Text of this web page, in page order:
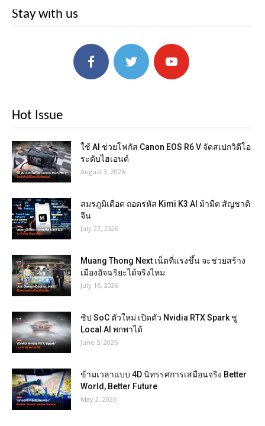
Stay with us
Hot Issue
ใช้ AI ช่วยโฟกัส Canon EOS R6 V จัดสเปกวิดีโอ
ระดับไฮเอนด์
August 3, 2026
สมรภูมิเดือด ถอดรหัส Kimi K3 AI ม้ามืด สัญชาติ
จีน
July 27, 2026
Muang Thong Next เน็ตที่แรงขึ้น จะช่วยสร้าง
เมืองอัจฉริยะได้จริงไหม
July 16, 2026
ชิป SoC ตัวใหม่ เปิดตัว Nvidia RTX Spark ชู
Local AI พกพาได้
June 5, 2026
ข้ามเวลาแบบ 4D นิทรรศการเสมือนจริง Better
World, Better Future
May 2, 2026